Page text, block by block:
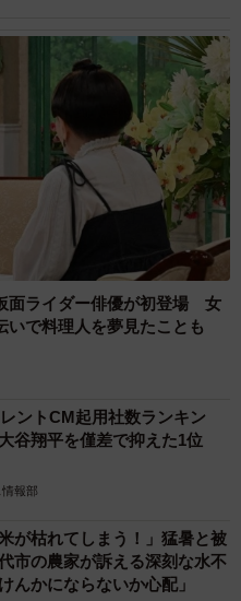
面ライダー俳優が初登場 女
いで料理人を夢見たことも
レントCM起用社数ランキン
谷翔平を僅差で抑えた1位
報部
が枯れてしまう！」猛暑と被
市の農家が訴える深刻な水不
んかにならないか心配」